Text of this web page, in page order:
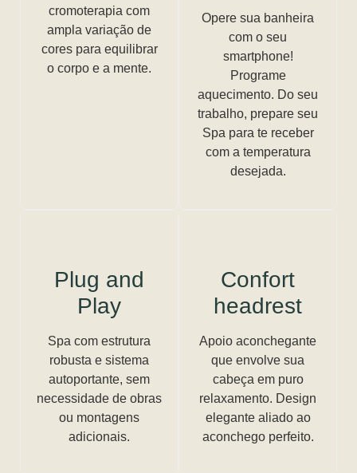
cromoterapia com
ampla variação de
cores para equilibrar
o corpo e a mente.
Opere sua banheira
com o seu
smartphone!
Programe
aquecimento. Do seu
trabalho, prepare seu
Spa para te receber
com a temperatura
desejada.
Plug and
Play
Spa com estrutura
robusta e sistema
autoportante, sem
necessidade de obras
ou montagens
adicionais.
Confort
headrest
Apoio aconchegante
que envolve sua
cabeça em puro
relaxamento. Design
elegante aliado ao
aconchego perfeito.